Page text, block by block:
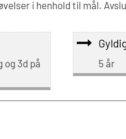
i henhold til mål.
3d på
5 år